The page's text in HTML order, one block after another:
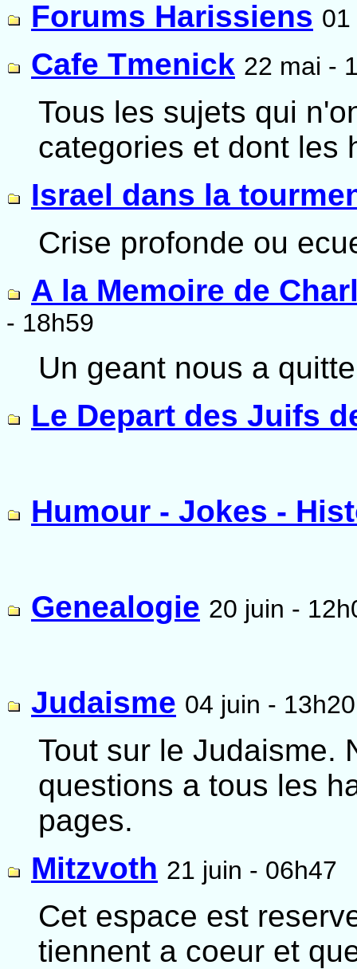
Forums Harissiens 01
Cafe Tmenick 22 mai -
Tous les sujets qui
categories et dont les
Israel dans la
Crise profonde ou
A la Memoire de
- 18h59
Un geant nous a
Le Depart des Juifs
Humour - Jokes -
Genealogie 20 juin -
Judaisme 04 juin - 13h20
Tout sur le Judaisme.
questions a tous les
pages.
Mitzvoth 21 juin - 06h47
Cet espace est
tiennent a coeur et